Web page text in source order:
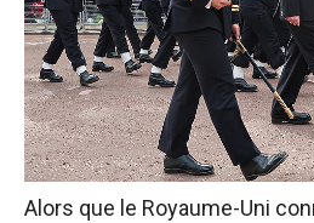
Alors que le Royaume-Uni